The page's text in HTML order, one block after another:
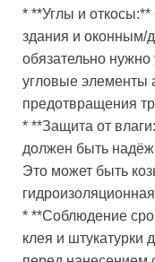
* **Углы и
здания и оконным/
обязательно
угловые элементы
предотвращения
* **Защита от
должен быть
Это может быть
* **Соблюдение
клея и штукатурки